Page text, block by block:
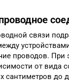
связи
проводов. При
от вида
сантиметров до